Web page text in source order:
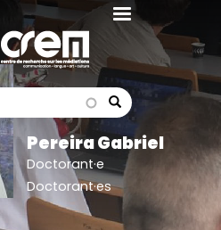
search
Pereira Gabriel
Doctorant·e
Doctorant·es